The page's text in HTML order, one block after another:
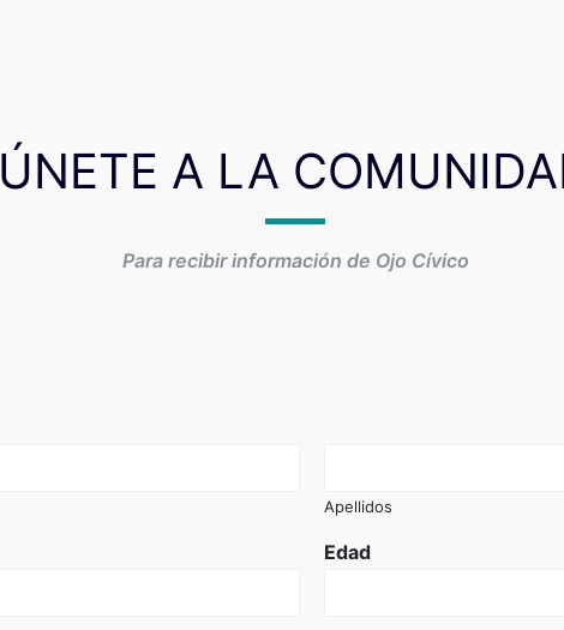
ÚNETE A LA
Para recibir información de Ojo Cívico
Apellidos
Edad